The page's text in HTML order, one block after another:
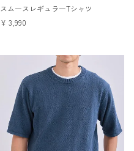
スムースレギュラーTシャツ
¥ 3,990